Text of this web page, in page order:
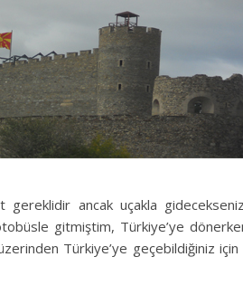
ancak uçakla
gitmiştim, Türkiye’ye
Türkiye’ye geçebildiğiniz